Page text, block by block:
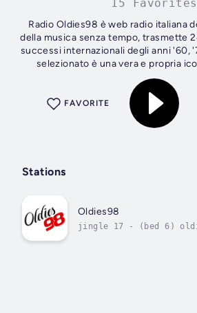
15 Favorites
Radio Oldies98 è web radio italiana
della musica senza tempo, trasmette
successi internazionali degli anni '60,
selezionato è una vera e propria
musicale di quegli...
FAVORITE
Stations
Oldies98
jingle 17 - (bed 6)